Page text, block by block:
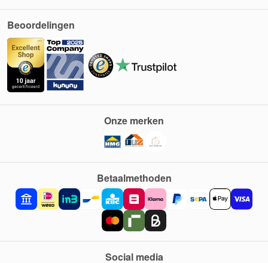
Beoordelingen
Betaalmethoden
Onze merken
Social media